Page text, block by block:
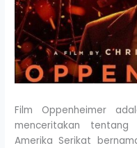
Film Oppenheimer
menceritakan
Amerika Serikat